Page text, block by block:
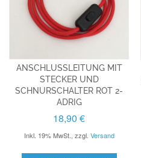
ANSCHLUSSLEITUNG MIT
STECKER UND
SCHNURSCHALTER ROT 2-
ADRIG
18,90 €
Inkl. 19% MwSt., zzgl. Versand